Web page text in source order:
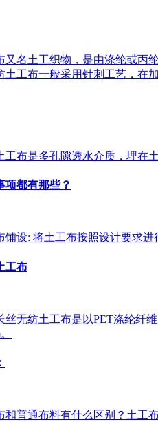
又名土工织物，是由涤纶或丙
土工布一般采用针刺工艺，在
工布是多孔隙透水介质，埋在
项都有那些？
设: 将土工布按照设计要求
工布
丝无纺土工布是以PET涤纶纤
和普通布料有什么区别？土工